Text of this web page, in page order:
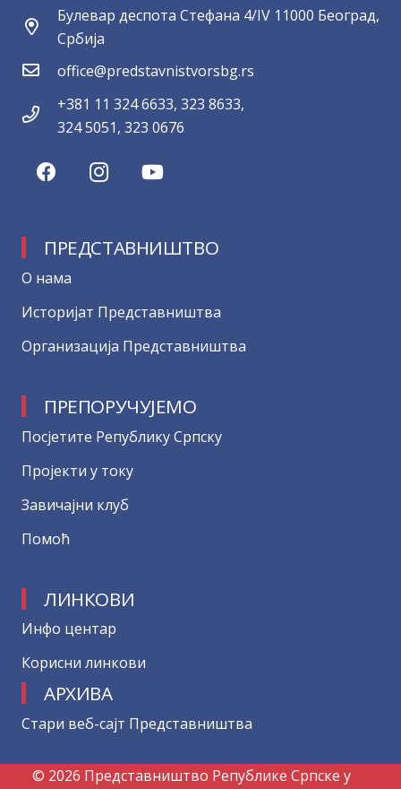
Булевар деспота Стефана 4/IV 11000 Београд,
Србија
office@predstavnistvorsbg.rs
+381 11 324 6633, 323 8633,
324 5051, 323 0676
ПРЕДСТАВНИШТВО
О нама
Историјат Представништва
Организација Представништва
ПРЕПОРУЧУЈЕМО
Посјетите Републику Српску
Пројекти у току
Завичајни клуб
Помоћ
ЛИНКОВИ
Инфо центар
Корисни линкови
АРХИВА
Стари веб-сајт Представништва
© 2026 Представништво Републике Српске у